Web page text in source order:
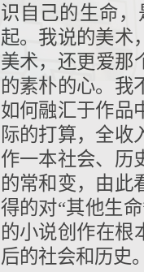
识自己的生命
起。我说的美术
美术，还更爱那
的素朴的心。我
如何融汇于作品
际的打算，全收
作一本社会、历
的常和变，由此
得的对“其他生
的小说创作在根
后的社会和历史